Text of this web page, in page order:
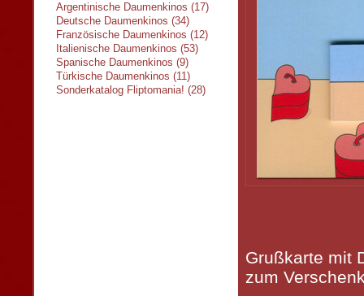
Argentinische Daumenkinos (17)
Deutsche Daumenkinos (34)
Französische Daumenkinos (12)
Italienische Daumenkinos (53)
Spanische Daumenkinos (9)
Türkische Daumenkinos (11)
Sonderkatalog Fliptomania! (28)
Grußkarte mit
zum